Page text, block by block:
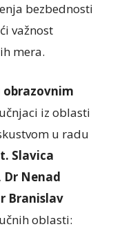
bezbednosti
važnost
mera.
obrazovnim
iz oblasti
u radu
Slavica
Dr Nenad
Branislav
oblasti: